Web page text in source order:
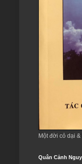
Một đời cỏ dại &
Quân Cảnh